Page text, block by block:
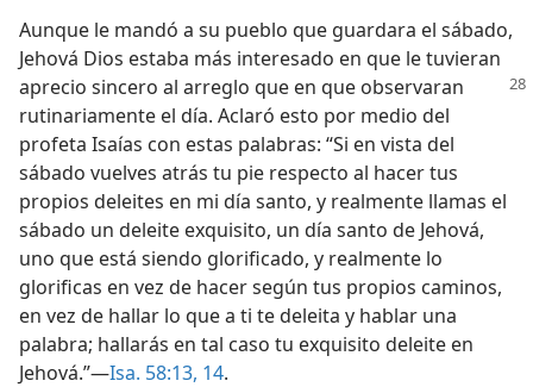
Aunque le mandó a su pueblo que guardara el sábado,
Jehová Dios estaba más interesado en que le tuvieran
aprecio sincero al arreglo que en que observaran
rutinariamente el día. Aclaró esto por medio del
profeta Isaías con estas palabras: “Si en vista del
sábado vuelves atrás tu pie respecto al hacer tus
propios deleites en mi día santo, y realmente llamas el
sábado un deleite exquisito, un día santo de Jehová,
uno que está siendo glorificado, y realmente lo
glorificas en vez de hacer según tus propios caminos,
en vez de hallar lo que a ti te deleita y hablar una
palabra; hallarás en tal caso tu exquisito deleite en
Jehová.”—Isa. 58:13, 14.